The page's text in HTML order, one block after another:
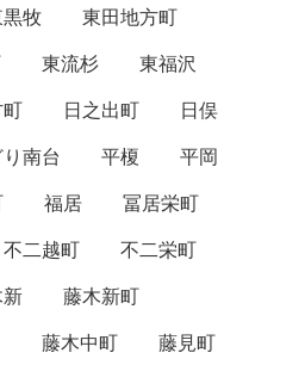
牧
東田地方町
東流杉
東福沢
日之出町
日俣
南台 平榎
平岡
福居
冨居栄町
不二越町
不二栄町
藤木新町
藤木中町
藤見町